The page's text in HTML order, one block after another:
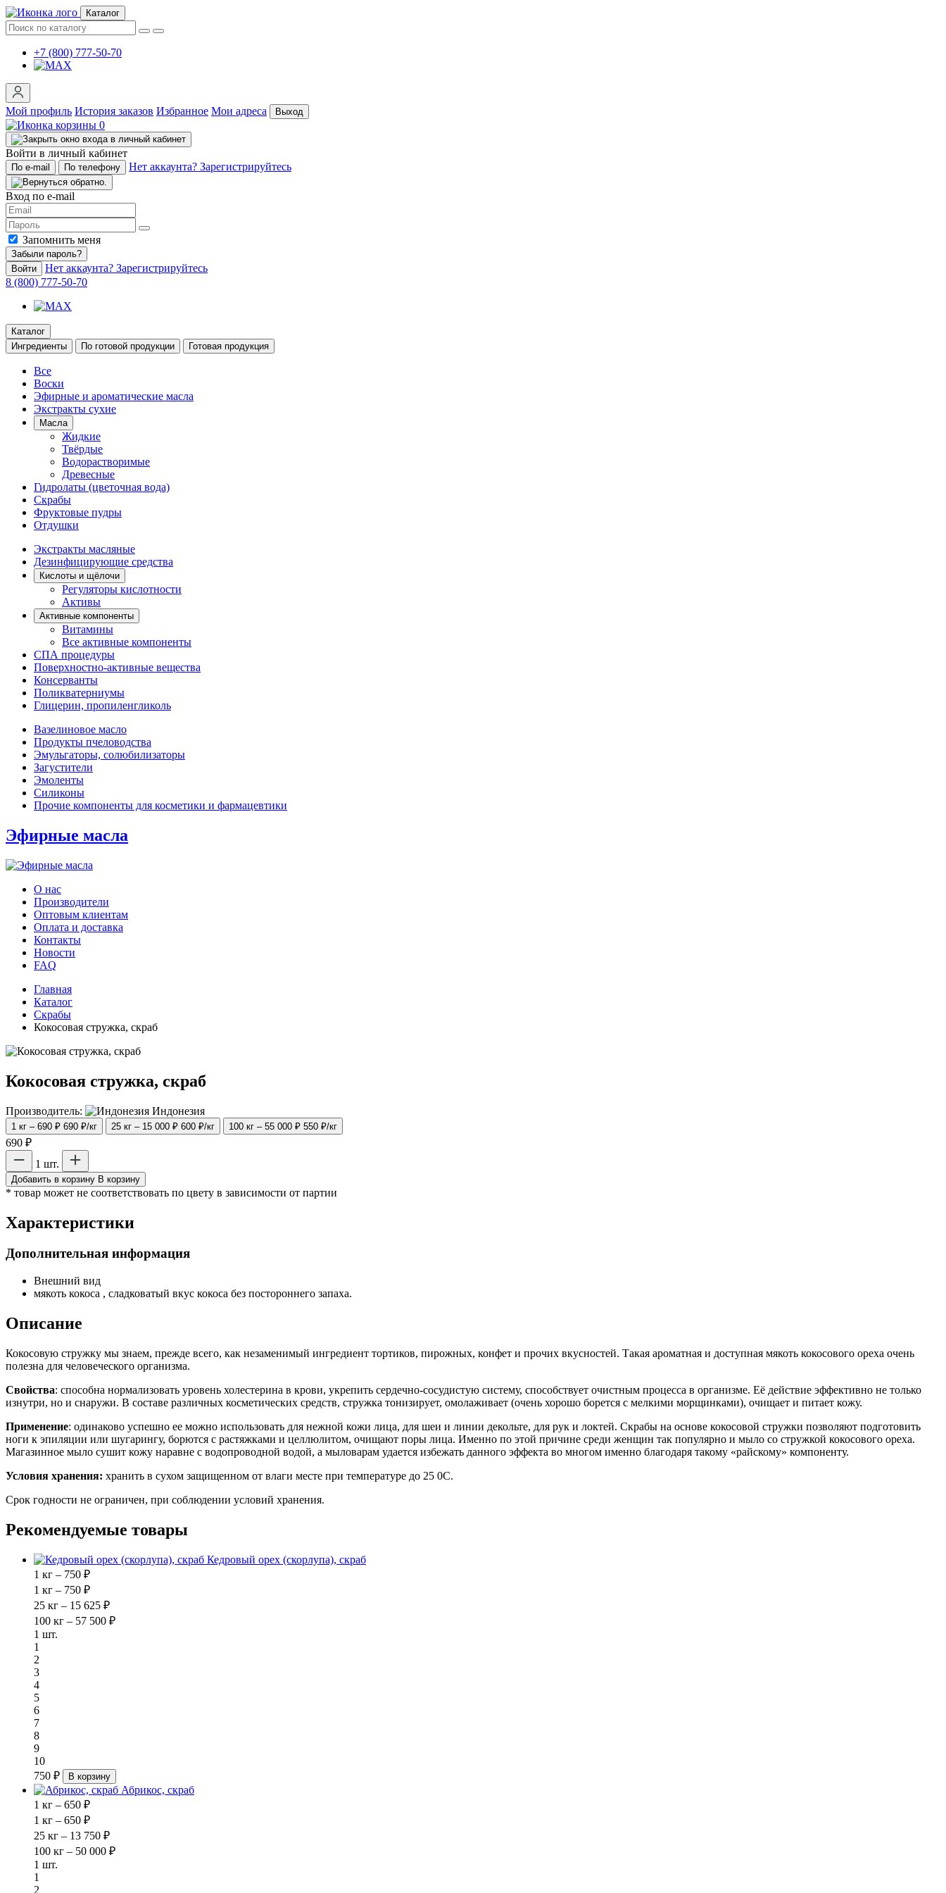
Каталог
+7 (800) 777-50-70
Мой профиль История заказов Избранное Мои адреса Выход
0
Войти в личный кабинет
По e-mail По телефону Нет аккаунта? Зарегистрируйтесь
Вход по e-mail
Запомнить меня
Забыли пароль?
Войти
Нет аккаунта? Зарегистрируйтесь
8 (800) 777-50-70
Каталог
Ингредиенты
По готовой продукции Готовая продукция
Все
Воски
Эфирные и ароматические масла
Экстракты сухие
Масла
Жидкие
Твёрдые
Водорастворимые
Древесные
Гидролаты (цветочная вода)
Скрабы
Фруктовые пудры
Отдушки
Экстракты масляные
Дезинфицирующие средства
Кислоты и щёлочи
Регуляторы кислотности
Активы
Активные компоненты
Витамины
Все активные компоненты
СПА процедуры
Поверхностно-активные вещества
Консерванты
Поликватерниумы
Глицерин, пропиленгликоль
Вазелиновое масло
Продукты пчеловодства
Эмульгаторы, солюбилизаторы
Загустители
Эмоленты
Силиконы
Прочие компоненты для косметики и фармацевтики
Эфирные масла
О нас
Производители
Оптовым клиентам
Оплата и доставка
Контакты
Новости
FAQ
Главная
Каталог
Скрабы
Кокосовая стружка, скраб
Кокосовая стружка, скраб
Производитель: Индонезия
1 кг – 690 ₽ 690 ₽/кг 25 кг – 15 000 ₽ 600 ₽/кг 100 кг – 55 000 ₽ 550 ₽/кг
690 ₽
1 шт.
Добавить в корзину В корзину
* товар может не соответствовать по цвету в зависимости от партии
Характеристики
Дополнительная информация
Внешний вид
мякоть кокоса , сладковатый вкус кокоса без постороннего запаха.
Описание
Кокосовую стружку мы знаем, прежде всего, как незаменимый ингредиент тортиков, пирожных, конфет и прочих вкусностей. Такая ароматная и доступная мякоть кокосового ореха очень
полезна для человеческого организма.
Свойства: способна нормализовать уровень холестерина в крови, укрепить сердечно-сосудистую систему, способствует очистным процесса в организме. Её действие эффективно не только
изнутри, но и снаружи. В составе различных косметических средств, стружка тонизирует, омолаживает (очень хорошо борется с мелкими морщинками), очищает и питает кожу.
Применение: одинаково успешно ее можно использовать для нежной кожи лица, для шеи и линии декольте, для рук и локтей. Скрабы на основе кокосовой стружки позволяют подготовить
ноги к эпиляции или шугарингу, борются с растяжками и целлюлитом, очищают поры лица. Именно по этой причине среди женщин так популярно и мыло со стружкой кокосового ореха.
Магазинное мыло сушит кожу наравне с водопроводной водой, а мыловарам удается избежать данного эффекта во многом именно благодаря такому «райскому» компоненту.
Условия хранения: хранить в сухом защищенном от влаги месте при температуре до 25 0С.
Срок годности не ограничен, при соблюдении условий хранения.
Рекомендуемые товары
Кедровый орех (скорлупа), скраб
1 кг – 750 ₽
1 кг – 750 ₽
25 кг – 15 625 ₽
100 кг – 57 500 ₽
1 шт.
1
2
3
4
5
6
7
8
9
10
750 ₽
В корзину
Абрикос, скраб
1 кг – 650 ₽
1 кг – 650 ₽
25 кг – 13 750 ₽
100 кг – 50 000 ₽
1 шт.
1
2